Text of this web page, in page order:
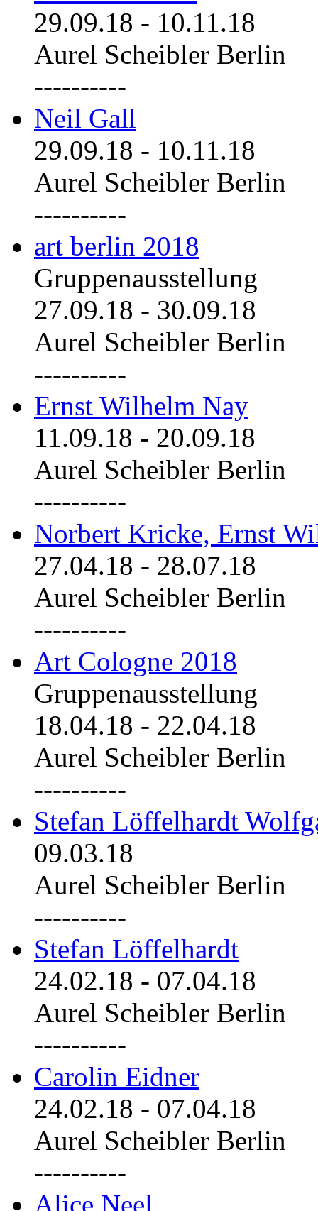
29.09.18 - 10.11.18
Aurel Scheibler Berlin
----------
Neil Gall
29.09.18 - 10.11.18
Aurel Scheibler Berlin
----------
art berlin 2018
Gruppenausstellung
27.09.18 - 30.09.18
Aurel Scheibler Berlin
----------
Ernst Wilhelm Nay
11.09.18 - 20.09.18
Aurel Scheibler Berlin
----------
Norbert Kricke, Ernst
27.04.18 - 28.07.18
Aurel Scheibler Berlin
----------
Art Cologne 2018
Gruppenausstellung
18.04.18 - 22.04.18
Aurel Scheibler Berlin
----------
Stefan Löffelhardt
09.03.18
Aurel Scheibler Berlin
----------
Stefan Löffelhardt
24.02.18 - 07.04.18
Aurel Scheibler Berlin
----------
Carolin Eidner
24.02.18 - 07.04.18
Aurel Scheibler Berlin
----------
Alice Neel